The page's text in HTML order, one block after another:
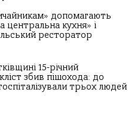
допомагають
центральна кухня» і
ресторатор
15-річний
збив пішохода: до
трьох людей